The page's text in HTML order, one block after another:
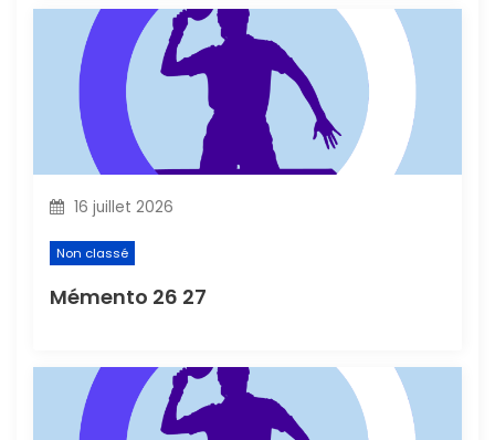
l
e
16 juillet 2026
Non classé
Mémento 26 27